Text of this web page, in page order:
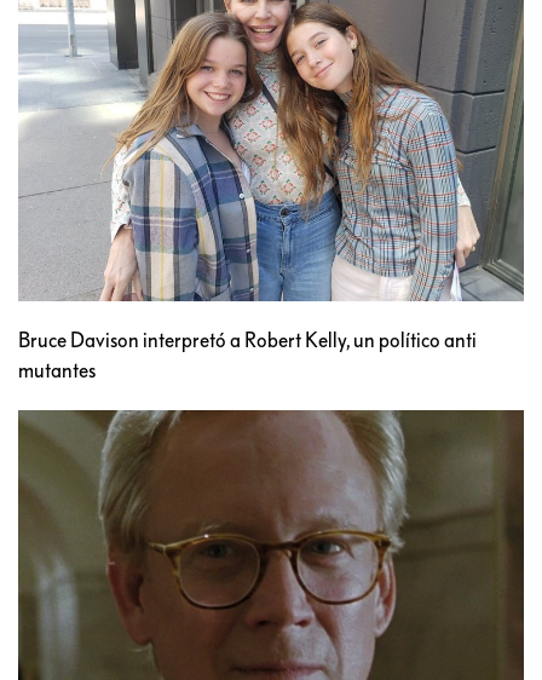
Bruce Davison interpretó a Robert Kelly, un político anti
mutantes